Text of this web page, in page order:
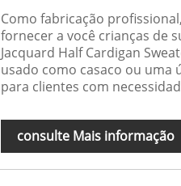
Como fabricação
fornecer a você crianças de
Jacquard Half Cardigan
usado como casaco ou uma
para clientes com
consulte Mais informação